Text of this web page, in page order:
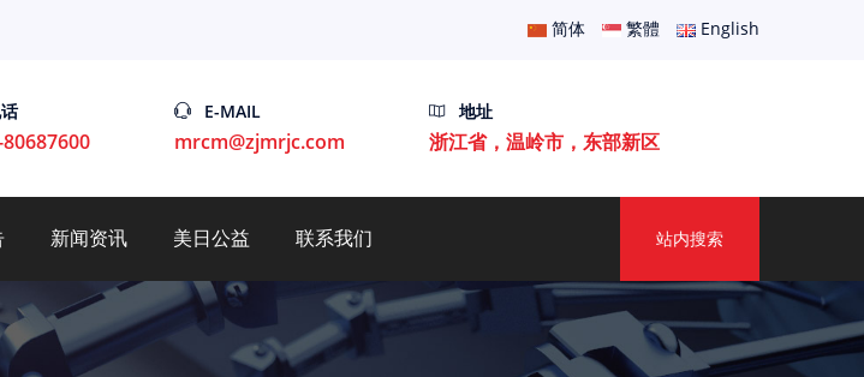
简体 繁體 English
E-MAIL
mrcm@zjmrjc.com
地址
浙江省，温岭市，东部新区
新闻资讯 美日公益 联系我们 站内搜索